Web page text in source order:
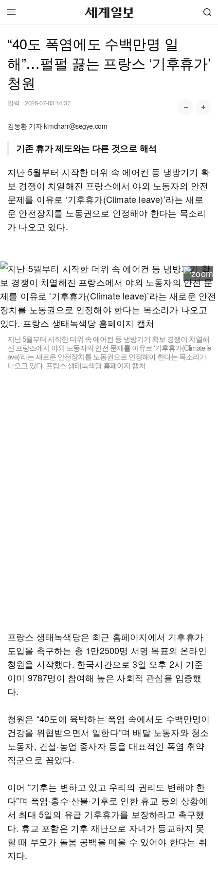
“40도 폭염에도 수백만명 일
해”…펄펄 끓는 프랑스 ‘기후휴가’
청원
입력 : 2026-07-03 14:37
김동환 기자 kimcharr@segye.com
기존 휴가 제도와는 다른 것으로 해석
지난 5월부터 시작한 더위 속 에어컨 등 냉방기기 확
보 경쟁이 치열해진 프랑스에서 야외 노동자의 안전
문제를 이유로 ‘기후휴가(Climate leave)’라는 새로
운 안전장치를 노동권으로 인정해야 한다는 목소리
가 나오고 있다.
지난 5월부터 시작한 더위 속 에어컨 등 냉방기기 확보 경쟁이 치열해
진 프랑스에서 야외 노동자의 안전 문제를 이유로 ‘기후휴가(Climate le
ave)’라는 새로운 안전장치를 노동권으로 인정해야 한다는 목소리가
나오고 있다. 프랑스 생태녹색당 홈페이지 캡처
프랑스 생태녹색당은 최근 홈페이지에서 기후휴가
도입을 촉구하는 총 1만2500명 서명 목표의 온라인
청원을 시작했다. 한국시간으로 3일 오후 2시 기준
이미 9787명이 참여해 높은 사회적 관심을 입증했
다.
청원은 “40도에 육박하는 폭염 속에서도 수백만명이
건강을 위협받으면서 일한다”며 배달 노동자와 청소
노동자, 건설·농업 종사자 등을 대표적인 폭염 취약
직군으로 꼽았다.
이어 “기후는 변하고 있고 우리의 권리도 변해야 한
다”며 폭염·홍수·산불·기후로 인한 휴교 등의 상황에
서 최대 5일의 유급 기후휴가를 보장하라고 촉구했
다. 휴교 포함은 기후 재난으로 자녀가 등교하지 못
할 때 부모가 돌봄 공백을 메울 수 있어야 한다는 취
지다.